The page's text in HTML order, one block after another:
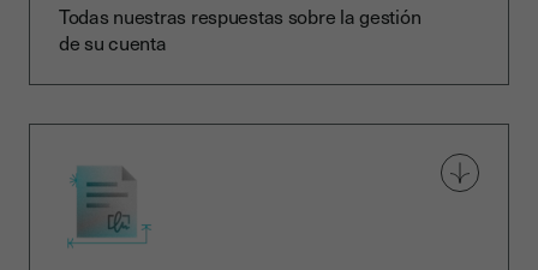
Todas nuestras respuestas sobre la gestión
de su cuenta